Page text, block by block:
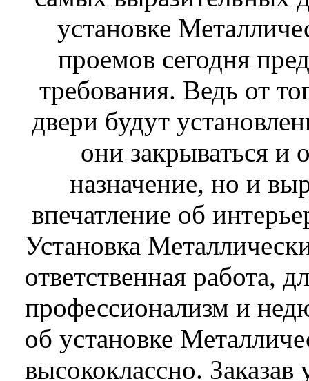
установке
проемов сегодня
требования. Ведь от
двери будут
они закрываться и
назначение, но и
впечатление об
Установка
ответственная работа,
профессионализм и
об установке
высококлассно.